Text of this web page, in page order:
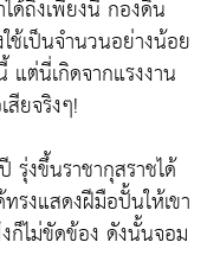
ด้ถึงเพียงนี้ กองดิน
ช้เป็นจำนวนอย่างน้อย
ต่นี่เกิดจากแรงงาน
ยจริงๆ!
งขึ้นราชากุสราชได้
รงแสดงฝีมือปั้นให้เขา
ก็ไม่ขัดข้อง ดังนั้นจอม